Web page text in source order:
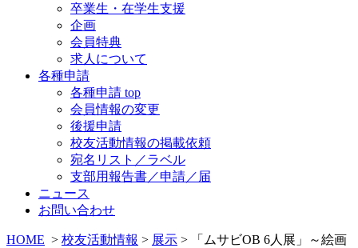
卒業生・在学生支援
企画
会員特典
求人について
各種申請
各種申請 top
会員情報の変更
後援申請
校友活動情報の掲載依頼
宛名リスト／ラベル
支部用報告書／申請／届
ニュース
お問い合わせ
HOME > 校友活動情報 > 展示 > 「ムサビOB 6人展」～絵画